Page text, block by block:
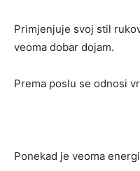
Primjenjuje svoj stil
veoma dobar dojam.
Prema poslu se odnosi
Ponekad je veoma